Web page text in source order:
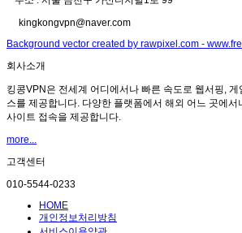
kingkongvpn@naver.com
Background vector created by rawpixel.com -
회사소개
킹콩VPN은 전세계 어디에서나 빠른 속도로 웹서핑,
스를 제공합니다. 다양한 플랫폼에서 해외 어느 곳에서
사이트 접속을 제공합니다.
more...
고객센터
010-5544-0233
HOME
개인정보처리방침